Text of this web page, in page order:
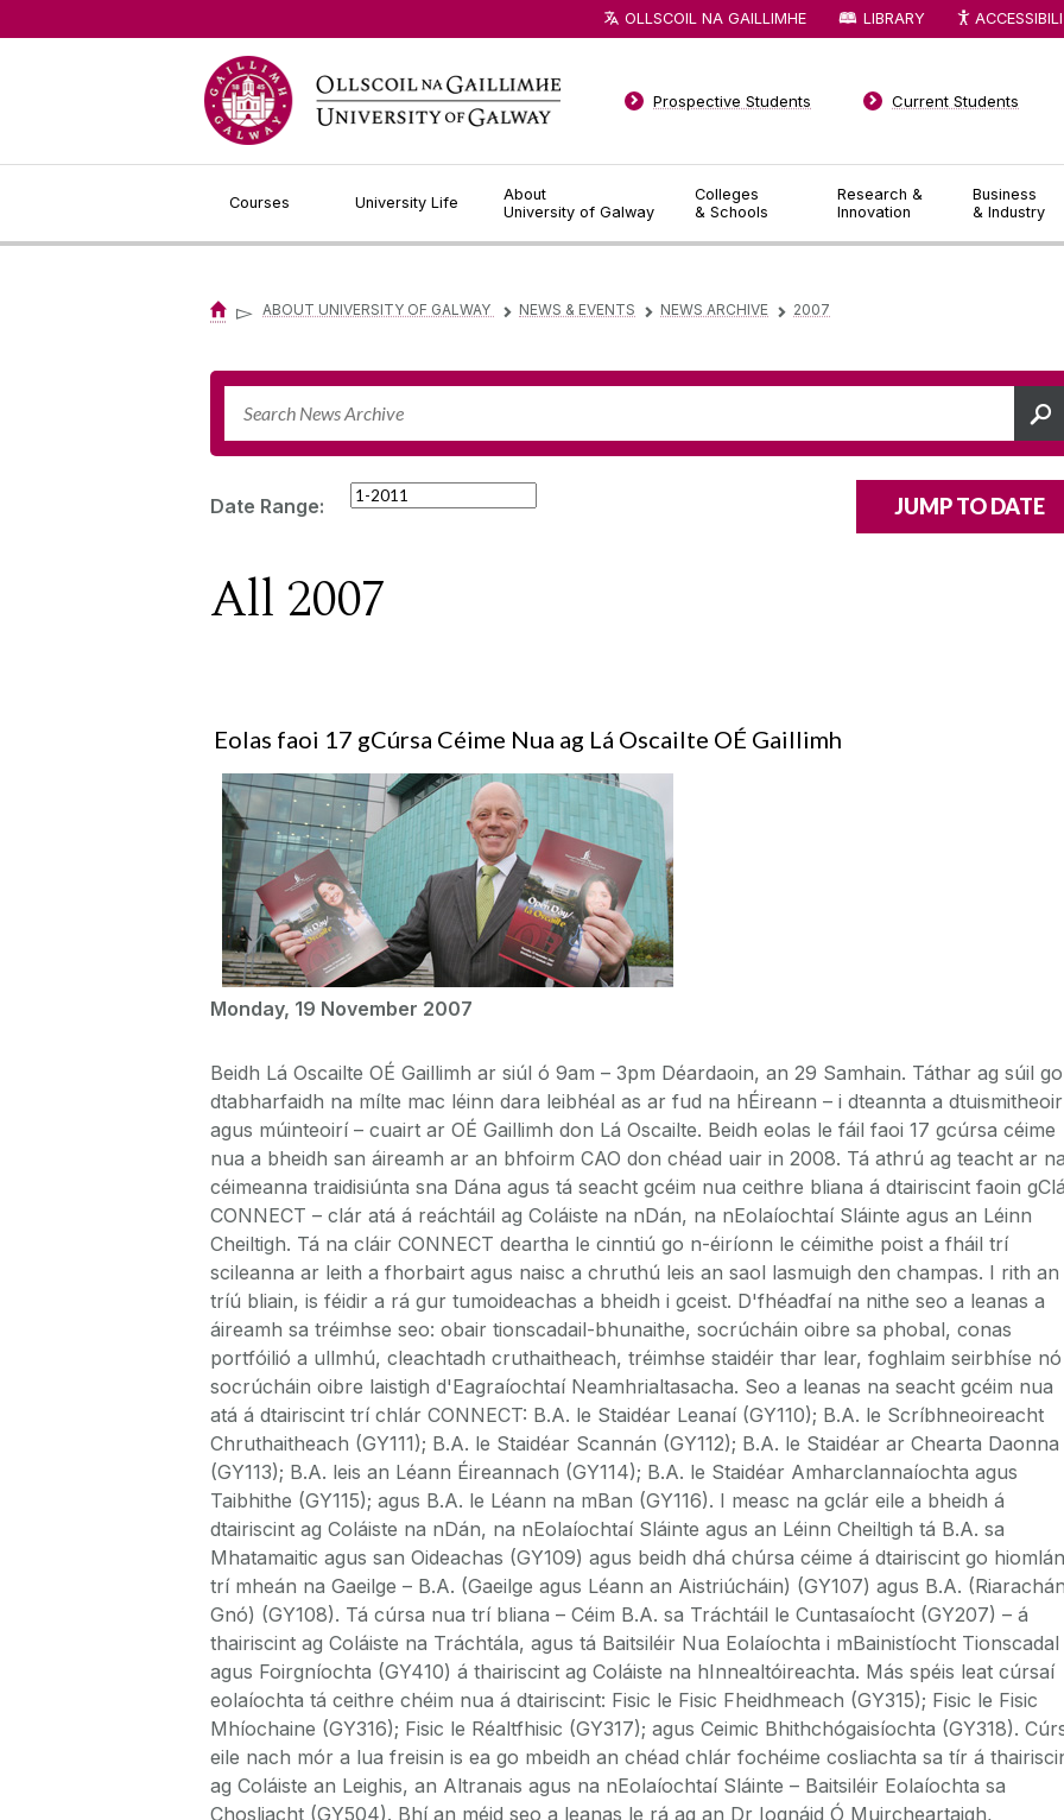
Courses University Life
About
University of Galway
Colleges
& Schools
Research &
Innovation
Business
& Industry
Prospective Students Current Students
OLLSCOIL NA GAILLIMHE LIBRARY
▻ ABOUT UNIVERSITY OF GALWAY ▻ NEWS & EVENTS ▻ NEWS ARCHIVE ▻ 2007
Date Range:
All 2007
Eolas faoi 17 gCúrsa Céime Nua ag Lá Oscailte OÉ Gaillimh
Monday, 19 November 2007
Beidh Lá Oscailte OÉ Gaillimh ar siúl ó 9am – 3pm Déardaoin, an 29 Samhain. Táthar ag súil go
dtabharfaidh na mílte mac léinn dara leibhéal as ar fud na hÉireann – i dteannta a
agus múinteoirí – cuairt ar OÉ Gaillimh don Lá Oscailte. Beidh eolas le fáil faoi 17 gcúrsa céime
nua a bheidh san áireamh ar an bhfoirm CAO don chéad uair in 2008. Tá athrú ag teacht ar
céimeanna traidisiúnta sna Dána agus tá seacht gcéim nua ceithre bliana á dtairiscint faoin
CONNECT – clár atá á reáchtáil ag Coláiste na nDán, na nEolaíochtaí Sláinte agus an Léinn
Cheiltigh. Tá na cláir CONNECT deartha le cinntiú go n-éiríonn le céimithe poist a fháil trí
scileanna ar leith a fhorbairt agus naisc a chruthú leis an saol lasmuigh den champas. I rith an
tríú bliain, is féidir a rá gur tumoideachas a bheidh i gceist. D'fhéadfaí na nithe seo a leanas a
áireamh sa tréimhse seo: obair tionscadail-bhunaithe, socrúcháin oibre sa phobal, conas
portfóilió a ullmhú, cleachtadh cruthaitheach, tréimhse staidéir thar lear, foghlaim seirbhíse nó
socrúcháin oibre laistigh d'Eagraíochtaí Neamhrialtasacha. Seo a leanas na seacht gcéim nua
atá á dtairiscint trí chlár CONNECT: B.A. le Staidéar Leanaí (GY110); B.A. le Scríbhneoireacht
Chruthaitheach (GY111); B.A. le Staidéar Scannán (GY112); B.A. le Staidéar ar Chearta Daonna
(GY113); B.A. leis an Léann Éireannach (GY114); B.A. le Staidéar Amharclannaíochta agus
Taibhithe (GY115); agus B.A. le Léann na mBan (GY116). I measc na gclár eile a bheidh á
dtairiscint ag Coláiste na nDán, na nEolaíochtaí Sláinte agus an Léinn Cheiltigh tá B.A. sa
Mhatamaitic agus san Oideachas (GY109) agus beidh dhá chúrsa céime á dtairiscint go hiomlán
trí mheán na Gaeilge – B.A. (Gaeilge agus Léann an Aistriúcháin) (GY107) agus B.A.
Gnó) (GY108). Tá cúrsa nua trí bliana – Céim B.A. sa Tráchtáil le Cuntasaíocht (GY207) – á
thairiscint ag Coláiste na Tráchtála, agus tá Baitsiléir Nua Eolaíochta i mBainistíocht Tionscadal
agus Foirgníochta (GY410) á thairiscint ag Coláiste na hInnealtóireachta. Más spéis leat cúrsaí
eolaíochta tá ceithre chéim nua á dtairiscint: Fisic le Fisic Fheidhmeach (GY315); Fisic le Fisic
Mhíochaine (GY316); Fisic le Réaltfhisic (GY317); agus Ceimic Bhithchógaisíochta (GY318).
eile nach mór a lua freisin is ea go mbeidh an chéad chlár fochéime cosliachta sa tír á
ag Coláiste an Leighis, an Altranais agus na nEolaíochtaí Sláinte – Baitsiléir Eolaíochta sa
Chosliacht (GY504). Bhí an méid seo a leanas le rá ag an Dr Iognáid Ó Muircheartaigh,